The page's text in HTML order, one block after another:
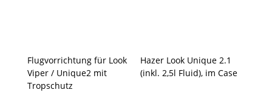
Flugvorrichtung für Look
Viper / Unique2 mit
Tropschutz
Hazer Look Unique 2.1
(inkl. 2,5l Fluid), im Case